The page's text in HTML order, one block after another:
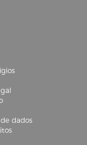
dados